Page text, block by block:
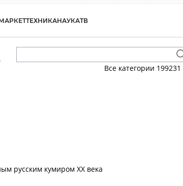
ТЕХНИКАНАУКАТВ
Все категории 199231
русским кумиром ХХ века